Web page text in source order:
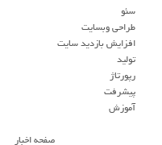
سئو
طراحی وبسایت
افزایش بازدید سایت
تولید
رپورتاژ
پیشرفت
آموزش
صفحه اخبار